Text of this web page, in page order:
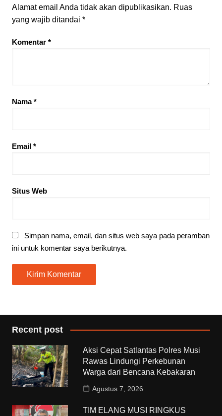
Alamat email Anda tidak akan dipublikasikan. Ruas
yang wajib ditandai *
Komentar *
Nama*
Email *
Situs Web
Simpan nama, email, dan situs web saya pada peramban
ini untuk komentar saya berikutnya.
Recent post
Aksi Cepat Satlantas Polres Musi
Rawas Lindungi Perkebunan
Warga dari Bencana Kebakaran
Agustus 7, 2026
TIM ELANG MUSI RINGKUS